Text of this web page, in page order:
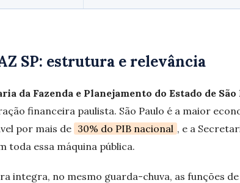
SP: estrutura e relevância
da Fazenda e Planejamento do Estado de São
financeira paulista. São Paulo é a maior
por mais de 30% do PIB nacional , e a
toda essa máquina pública.
integra, no mesmo guarda-chuva, as funções de